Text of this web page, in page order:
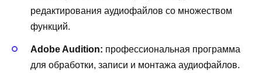
редактирования аудиофайлов со множеством
функций.
Adobe Audition: профессиональная программа
для обработки, записи и монтажа аудиофайлов.